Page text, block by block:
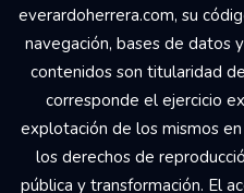
everardoherrera.com, su
navegación, bases de datos
contenidos son titularidad
corresponde el ejercicio
explotación de los mismos
los derechos de
pública y transformación. El